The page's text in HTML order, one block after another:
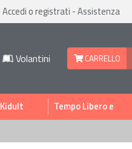
Accedi o registrati -Assistenza
Volantini CARRELLO
Kidult
Tempo Libero e
Sport